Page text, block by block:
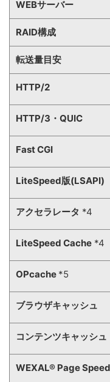
WEBサーバー
RAID構成
転送量目安
HTTP/2
HTTP/3・QUIC
Fast CGI
LiteSpeed版(LSAPI)
アクセラレータ *4
LiteSpeed Cache *4
OPcache *5
ブラウザキャッシュ
コンテンツキャッシュ
WEXAL® Page